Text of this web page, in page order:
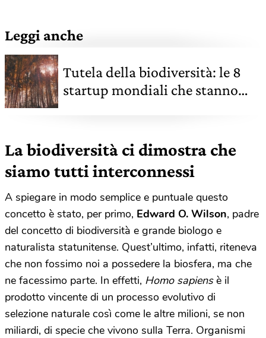
Leggi anche
Tutela della biodiversità: le 8
startup mondiali che stanno
La biodiversità ci dimostra che
siamo tutti interconnessi
A spiegare in modo semplice e puntuale questo
concetto è stato, per primo, Edward O. Wilson, padre
del concetto di biodiversità e grande biologo e
naturalista statunitense. Quest’ultimo, infatti, riteneva
che non fossimo noi a possedere la biosfera, ma che
ne facessimo parte. In effetti, Homo sapiensè il
prodotto vincente di un processo evolutivo di
selezione naturale così come le altre milioni, se non
miliardi, di specie che vivono sulla Terra. Organismi